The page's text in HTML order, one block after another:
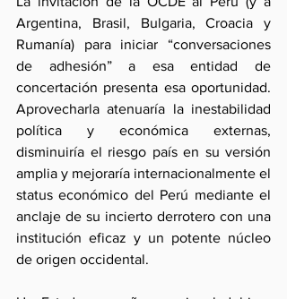
Argentina, Brasil, Bulgaria, Croacia y
Rumanía) para iniciar “conversaciones
de adhesión” a esa entidad de
concertación presenta esa oportunidad.
Aprovecharla atenuaría la inestabilidad
política y económica externas,
disminuiría el riesgo país en su versión
amplia y mejoraría internacionalmente el
status económico del Perú mediante el
anclaje de su incierto derrotero con una
institución eficaz y un potente núcleo
de origen occidental.